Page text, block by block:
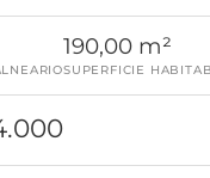
190,00 m²
SUPERFICIE